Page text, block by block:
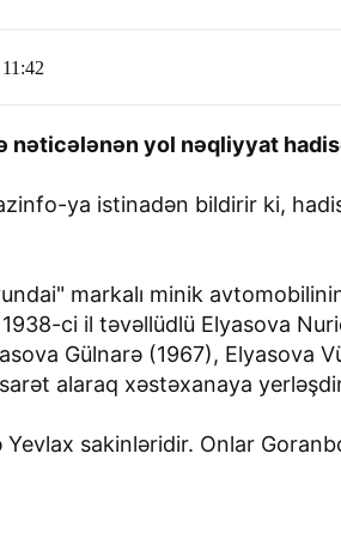
nəticələnən yol nəqliyyat
ya istinadən bildirir ki,
markalı minik
ci il təvəllüdlü Elyasova
Gülnarə (1967), Elyasova
alaraq xəstəxanaya
Yevlax sakinləridir. Onlar